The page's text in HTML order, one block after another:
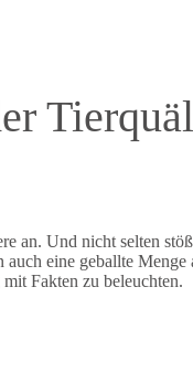
an. Und nicht selten
eine geballte Menge
Fakten zu beleuchten.